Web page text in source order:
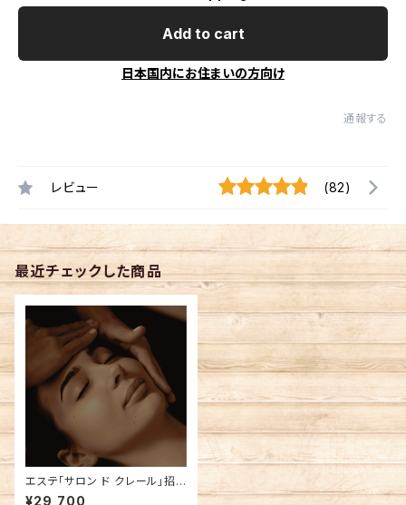
Add to cart
日本国内にお住まいの方向け
通報する
レビュー (82)
最近チェックした商品
エステ「サロン ド クレール」招
待券 特別90分コース
¥29,700